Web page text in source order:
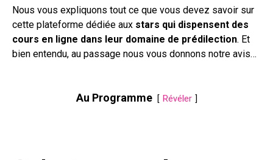
Nous vous expliquons tout ce que vous devez savoir sur
cette plateforme dédiée aux stars qui dispensent des
cours en ligne dans leur domaine de prédilection. Et
bien entendu, au passage nous vous donnons notre avis…
Au Programme Révéler